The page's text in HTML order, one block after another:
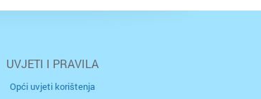
UVJETI I PRAVILA
Opći uvjeti korištenja